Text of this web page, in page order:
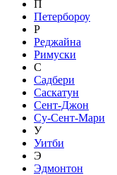
П
Петербороу
Р
Реджайна
Римуски
С
Садбери
Саскатун
Сент-Джон
Су-Сент-Мари
У
Уитби
Э
Эдмонтон